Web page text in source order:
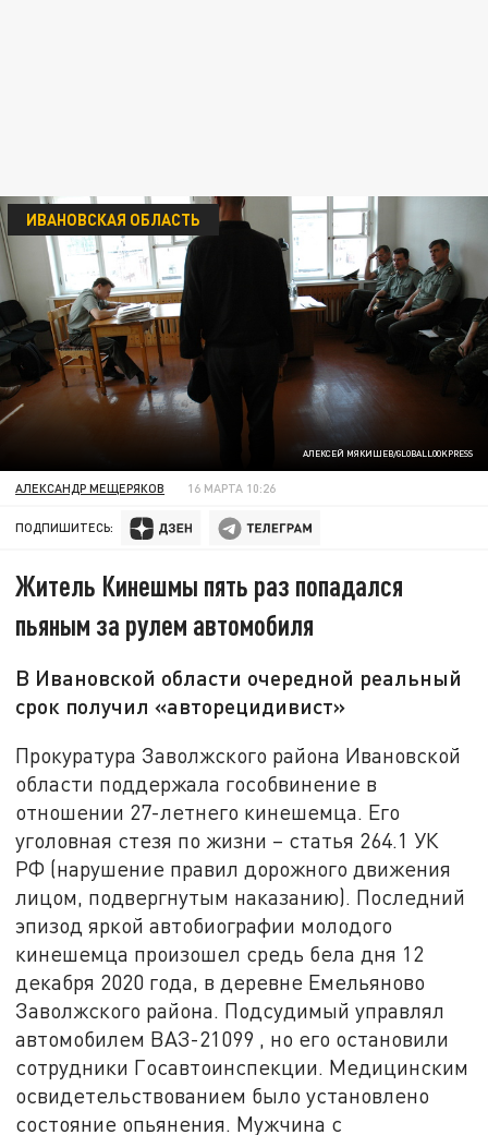
АЛЕКСЕЙ МЯКИШЕВ/GLOBALLOOKPRESS
ИВАНОВСКАЯ ОБЛАСТЬ
АЛЕКСАНДР МЕЩЕРЯКОВ 16 МАРТА 10:26
ПОДПИШИТЕСЬ:
Житель Кинешмы пять раз попадался
пьяным за рулем автомобиля
В Ивановской области очередной реальный
срок получил «авторецидивист»
Прокуратура Заволжского района Ивановской
области поддержала гособвинение в
отношении 27-летнего кинешемца. Его
уголовная стезя по жизни – статья 264.1 УК
РФ (нарушение правил дорожного движения
лицом, подвергнутым наказанию). Последний
эпизод яркой автобиографии молодого
кинешемца произошел средь бела дня 12
декабря 2020 года, в деревне Емельяново
Заволжского района. Подсудимый управлял
автомобилем ВАЗ-21099 , но его остановили
сотрудники Госавтоинспекции. Медицинским
освидетельствованием было установлено
состояние опьянения. Мужчина с